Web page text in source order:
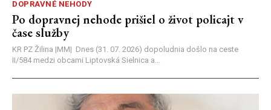
DOPRAVNÉ NEHODY
Po dopravnej nehode prišiel o život policajt v
čase služby
KR PZ Žilina |MM| Dnes (31. 07. 2026) dopoludnia došlo na ceste
II/584 medzi obcami Liptovská Sielnica a...